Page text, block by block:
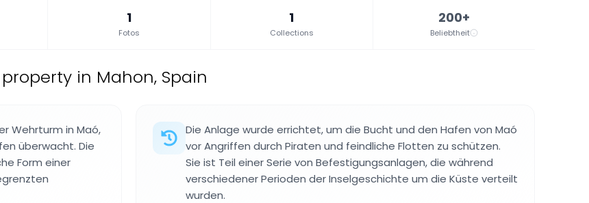
1
Fotos
1
Collections
200+
Beliebtheit
in Mahon, Spain
Wehrturm in Maó,
überwacht. Die
Form einer
Die Anlage wurde errichtet, um die Bucht und den Hafen von Maó
vor Angriffen durch Piraten und feindliche Flotten zu schützen.
Sie ist Teil einer Serie von Befestigungsanlagen, die während
verschiedener Perioden der Inselgeschichte um die Küste verteilt
wurden.